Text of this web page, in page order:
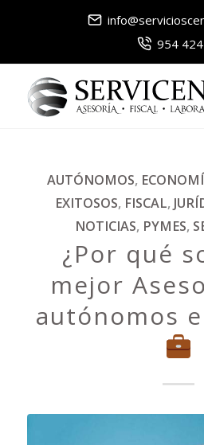
954
AUTÓNOMOS,
EXITOSOS, FISCAL,
NOTICIAS, PYMES,
¿Por qué
mejor
autónomos